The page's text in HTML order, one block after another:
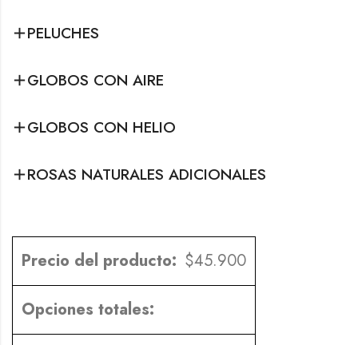
PELUCHES
GLOBOS CON AIRE
GLOBOS CON HELIO
ROSAS NATURALES ADICIONALES
Precio del producto: $45.900
Opciones totales: